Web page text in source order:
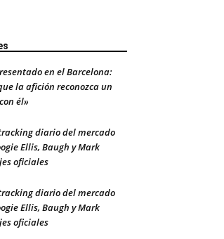
en el Barcelona:
la afición reconozca un
él»
diario del mercado
Ellis, Baugh y Mark
oficiales
diario del mercado
Ellis, Baugh y Mark
oficiales